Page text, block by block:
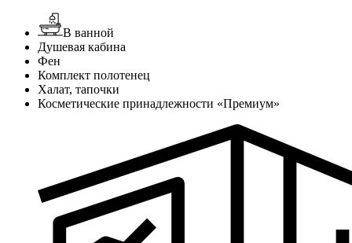
В ванной
Душевая кабина
Фен
Комплект полотенец
Халат, тапочки
Косметические принадлежности «Премиум»